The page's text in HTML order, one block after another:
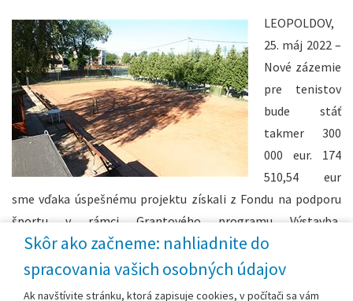
Skôr ako začneme: nahliadnite do
spracovania vašich osobných údajov
Ak navštívite stránku, ktorá zapisuje cookies, v počítači sa vám
LEOPOLDOV,
25. máj 2022 –
Nové zázemie
pre tenistov
bude stáť
takmer 300
000 eur. 174
510,54 eur
sme vďaka úspešnému projektu získali z Fondu na podporu
športu v rámci Grantového programu Výstavba,
rekonštrukcia a modernizácia športovej infraštruktúry (60 %
celkovej sumy). Z vlastných zdrojov mesto investuje 116
340,30 eur (40 % celkovej sumy). Spolufinancovanie už